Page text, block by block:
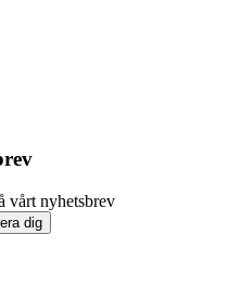
vårt nyhetsbrev
dig